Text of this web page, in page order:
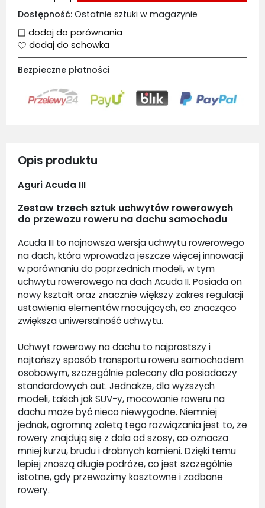
Dostępność: Ostatnie sztuki w magazynie
dodaj do porównania
dodaj do schowka
Bezpieczne płatności
Opis produktu
Aguri Acuda III
Zestaw trzech sztuk uchwytów rowerowych
do przewozu roweru na dachu samochodu
Acuda III to najnowsza wersja uchwytu rowerowego
na dach, która wprowadza jeszcze więcej innowacji
w porównaniu do poprzednich modeli, w tym
uchwytu rowerowego na dach Acuda II. Posiada on
nowy kształt oraz znacznie większy zakres regulacji
ustawienia elementów mocujących, co znacząco
zwiększa uniwersalność uchwytu.
Uchwyt rowerowy na dachu to najprostszy i
najtańszy sposób transportu roweru samochodem
osobowym, szczególnie polecany dla posiadaczy
standardowych aut. Jednakże, dla wyższych
modeli, takich jak SUV-y, mocowanie roweru na
dachu może być nieco niewygodne. Niemniej
jednak, ogromną zaletą tego rozwiązania jest to, że
rowery znajdują się z dala od szosy, co oznacza
mniej kurzu, brudu i drobnych kamieni. Dzięki temu
lepiej znoszą długie podróże, co jest szczególnie
istotne, gdy przewozimy kosztowne i zadbane
rowery.